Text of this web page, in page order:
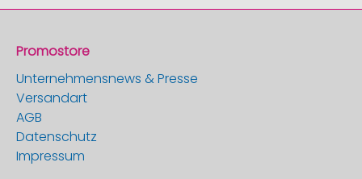
Promostore
Unternehmensnews & Presse
Versandart
AGB
Datenschutz
Impressum